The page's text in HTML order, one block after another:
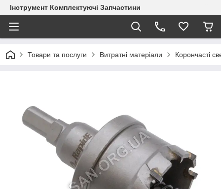
Інструмент Комплектуючі Запчастини
Товари та послуги Витратні матеріали Корончасті